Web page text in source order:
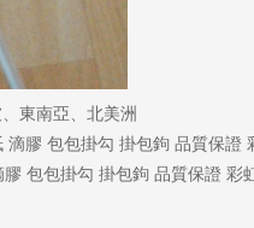
東南亞、北美洲
滴膠 包包掛勾 掛包鉤 品質保證
膠 包包掛勾 掛包鉤 品質保證